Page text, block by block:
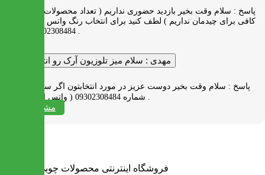
پاسخ : سلام وقت بخیر بازدید حضوری نداریم ( تعداد محصولات زیاد و فضای
کافی برای چیدمان نداریم ) لطف کنید برای انتخاب رنگ واتس اپ به شماره
09302308484 پیام بدید .
مهدی : سلام میز تلوزیون آرک رو انتخاب کردم
پاسخ : سلام وقت بخیر دوست عزیز در مورد انتخابتون اگر سوالی دارید به
مشاهده همه
فروشگاه اینترنتی محصولات چوبی ایران میز